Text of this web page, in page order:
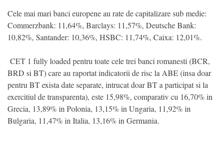
Cele mai mari banci europene au rate de capitalizare sub medie:
Commerzbank: 11,64%, Barclays: 11,57%, Deutsche Bank:
10,82%, Santander: 10,36%, HSBC: 11,74%, Caixa: 12,01%.
CET 1 fully loaded pentru toate cele trei banci romanesti (BCR,
BRD si BT) care au raportat indicatorii de risc la ABE (insa doar
pentru BT exista date separate, intrucat doar BT a participat si la
exercitiul de transparenta), este 15,98%, comparativ cu 16,70% in
Grecia, 13,89% in Polonia, 13,15% in Ungaria, 11,92% in
Bulgaria, 11,47% in Italia, 13,16% in Germania.